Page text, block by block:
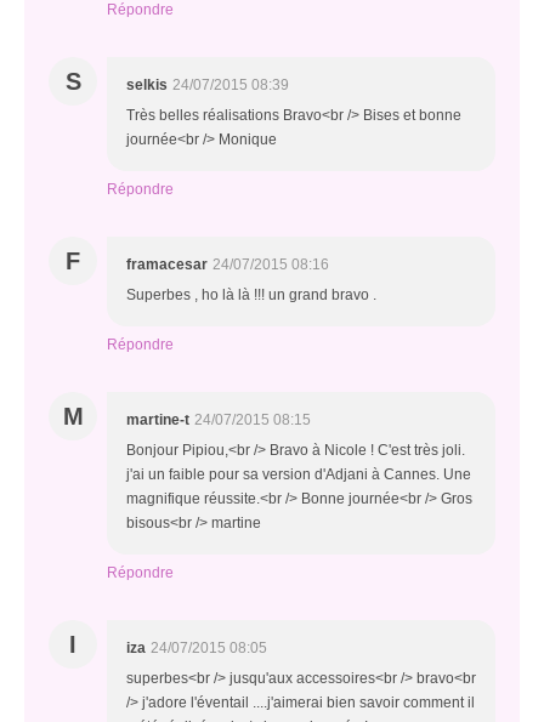
Répondre
S selkis 24/07/2015 08:39
Très belles réalisations Bravo<br /> Bises et bonne
journée<br /> Monique
Répondre
F framacesar 24/07/2015 08:16
Superbes , ho là là !!! un grand bravo .
Répondre
M martine-t 24/07/2015 08:15
Bonjour Pipiou,<br /> Bravo à Nicole ! C'est très joli.
j'ai un faible pour sa version d'Adjani à Cannes. Une
magnifique réussite.<br /> Bonne journée<br /> Gros
bisous<br /> martine
Répondre
I iza 24/07/2015 08:05
superbes<br /> jusqu'aux accessoires<br /> bravo<br
/> j'adore l'éventail ....j'aimerai bien savoir comment il